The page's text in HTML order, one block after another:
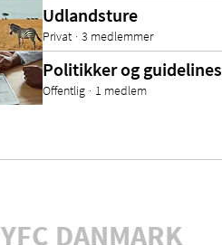
Udlandsture
Privat · 3 medlemmer
Politikker og guidelines
Offentlig · 1 medlem
YFC DANMARK